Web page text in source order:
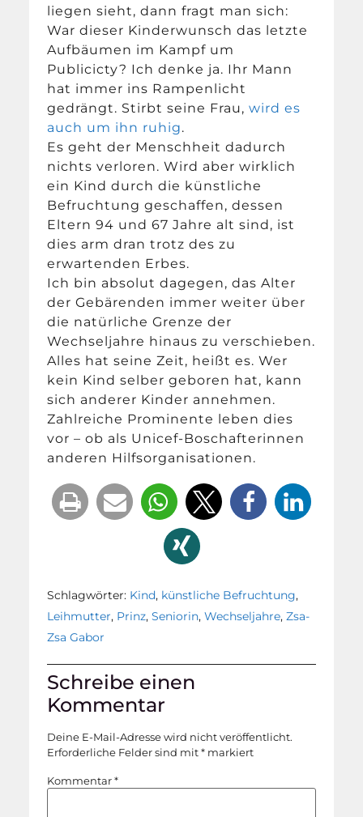
liegen sieht, dann fragt man sich:
War dieser Kinderwunsch das letzte
Aufbäumen im Kampf um
Publicicty? Ich denke ja. Ihr Mann
hat immer ins Rampenlicht
gedrängt. Stirbt seine Frau,wird es
auch um ihn ruhig.
Es geht der Menschheit dadurch
nichts verloren. Wird aber wirklich
ein Kind durch die künstliche
Befruchtung geschaffen, dessen
Eltern 94 und 67 Jahre alt sind, ist
dies arm dran trotz des zu
erwartenden Erbes.
Ich bin absolut dagegen, das Alter
der Gebärenden immer weiter über
die natürliche Grenze der
Wechseljahre hinaus zu verschieben.
Alles hat seine Zeit, heißt es. Wer
kein Kind selber geboren hat, kann
sich anderer Kinder annehmen.
Zahlreiche Prominente leben dies
vor – ob als Unicef-Boschafterinnen
anderen Hilfsorganisationen.
Schlagwörter: Kind, künstliche Befruchtung,
Leihmutter, Prinz,Seniorin,Wechseljahre,Zsa-
Zsa Gabor
Schreibe einen
Kommentar
Deine E-Mail-Adresse wird nicht veröffentlicht.
Erforderliche Felder sind mit* markiert
Kommentar*